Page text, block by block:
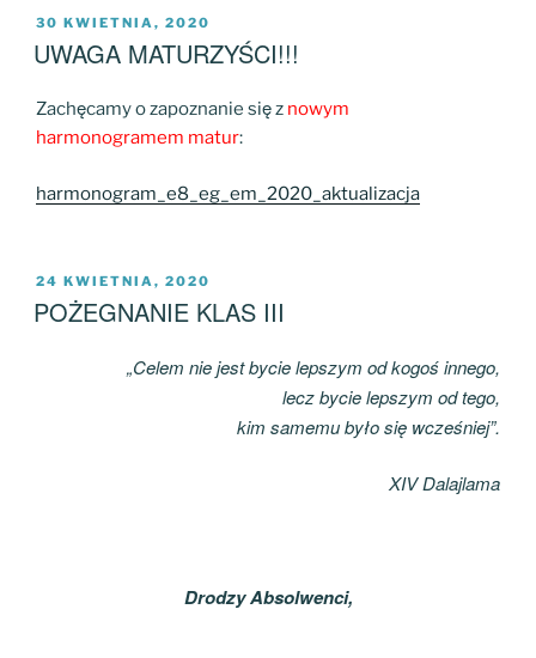
OPUBLIKOWANE
W
30 KWIETNIA, 2020
UWAGA MATURZYŚCI!!!
Zachęcamy o zapoznanie się z nowym
harmonogramem matur:
harmonogram_e8_eg_em_2020_aktualizacja
OPUBLIKOWANE
W
24 KWIETNIA, 2020
POŻEGNANIE KLAS III
„Celem nie jest bycie lepszym od kogoś innego,
lecz bycie lepszym od tego,
kim samemu było się wcześniej”.
XIV Dalajlama
Drodzy Absolwenci,